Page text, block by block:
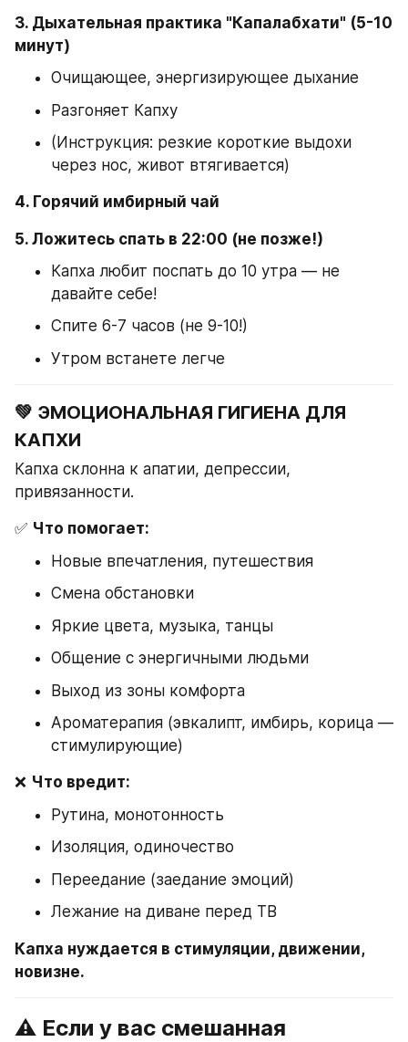
3. Дыхательная практика "Капалабхати" (5-10
минут)
Очищающее, энергизирующее дыхание
Разгоняет Капху
(Инструкция: резкие короткие выдохи
через нос, живот втягивается)
4. Горячий имбирный чай
5. Ложитесь спать в 22:00 (не позже!)
Капха любит поспать до 10 утра — не
давайте себе!
Спите 6-7 часов (не 9-10!)
Утром встанете легче
💚 ЭМОЦИОНАЛЬНАЯ ГИГИЕНА ДЛЯ
КАПХИ
Капха склонна к апатии, депрессии,
привязанности.
✅ Что помогает:
Новые впечатления, путешествия
Смена обстановки
Яркие цвета, музыка, танцы
Общение с энергичными людьми
Выход из зоны комфорта
Ароматерапия (эвкалипт, имбирь, корица —
стимулирующие)
❌ Что вредит:
Рутина, монотонность
Изоляция, одиночество
Переедание (заедание эмоций)
Лежание на диване перед ТВ
Капха нуждается в стимуляции, движении,
новизне.
⚠️ Если у вас смешанная